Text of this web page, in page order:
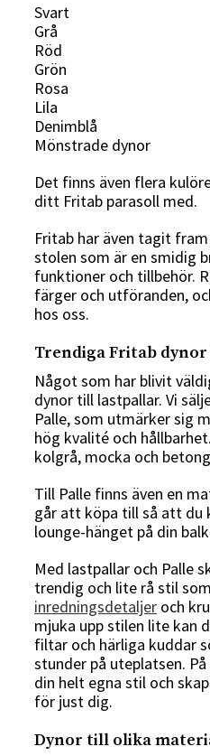
Svart
Grå
Röd
Grön
Rosa
Lila
Denimblå
Mönstrade dynor
Det finns även flera
ditt Fritab parasoll med.
Fritab har även tagit
stolen som är en smidig
funktioner och tillbehör.
färger och utföranden,
hos oss.
Trendiga Fritab
Något som har blivit
dynor till lastpallar. Vi
Palle, som utmärker sig
hög kvalité och
kolgrå, mocka och
Till Palle finns även en
går att köpa till så att du
lounge-hänget på din
Med lastpallar och Palle
trendig och lite rå stil
inredningsdetaljer och
mjuka upp stilen lite kan
filtar och härliga kuddar
stunder på uteplatsen.
din helt egna stil och
för just dig.
Dynor till olika